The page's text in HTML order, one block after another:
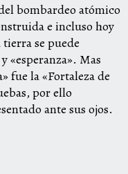
bombardeo atómico
e incluso hoy
se puede
«esperanza». Mas
fue la «Fortaleza de
por ello
ante sus ojos.